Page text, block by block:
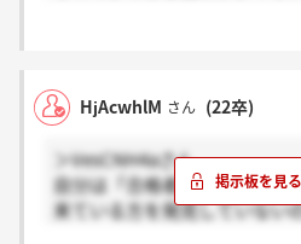
もしくはグループで1人だけ
HjAcwhlM さん (22卒)
＞VesCNH4aさん
自分は「合格者のみ」と聞い
来ている方を発見していない